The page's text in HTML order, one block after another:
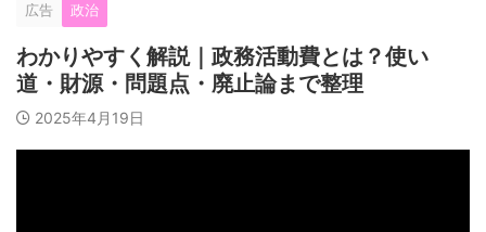
広告 政治
わかりやすく解説｜政務活動費とは？使い
道・財源・問題点・廃止論まで整理
2025年4月19日